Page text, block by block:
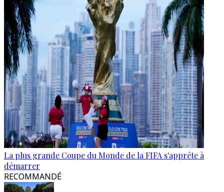
La plus grande Coupe du Monde de la FIFA s'apprête à
démarrer
RECOMMANDÉ